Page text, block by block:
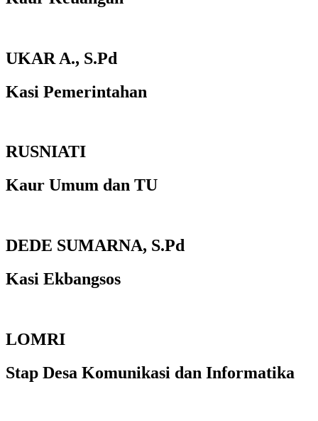
UKAR A., S.Pd
Kasi Pemerintahan
RUSNIATI
Kaur Umum dan TU
DEDE SUMARNA, S.Pd
Kasi Ekbangsos
LOMRI
Stap Desa Komunikasi dan Informatika